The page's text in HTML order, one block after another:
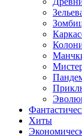
Хиты